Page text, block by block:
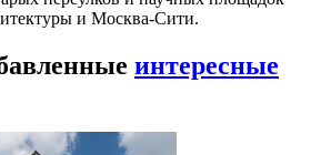
и Москва-Сити.
интересные